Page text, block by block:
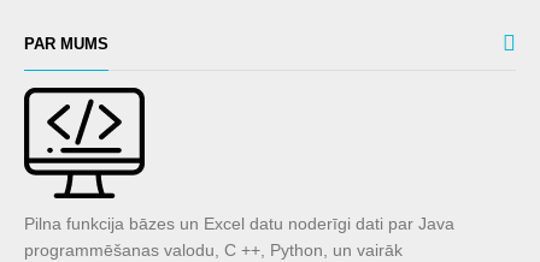
PAR MUMS
Pilna funkcija bāzes un Excel datu noderīgi dati par Java
programmēšanas valodu, C ++, Python, un vairāk